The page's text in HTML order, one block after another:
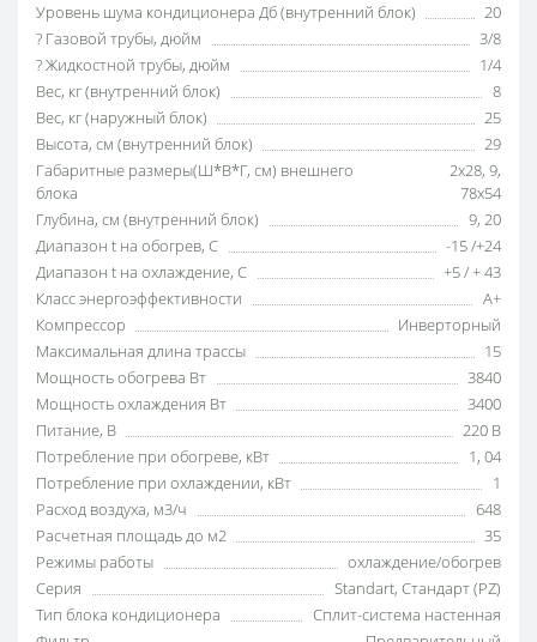
Уровень шума кондиционера Дб (внутренний блок)
20
? Газовой трубы, дюйм
3/8
? Жидкостной трубы, дюйм
1/4
Вес, кг (внутренний блок)
8
Вес, кг (наружный блок)
25
Высота, см (внутренний блок)
29
Габаритные размеры(Ш*В*Г, см) внешнего
блока
2х28, 9,
78х54
Глубина, см (внутренний блок)
9, 20
Диапазон t на обогрев, С
-15 /+24
Диапазон t на охлаждение, С
+5 / + 43
Класс энергоэффективности
А+
Компрессор
Инверторный
Максимальная длина трассы
15
Мощность обогрева Вт
3840
Мощность охлаждения Вт
3400
Питание, В
220 В
Потребление при обогреве, кВт
1, 04
Потребление при охлаждении, кВт
1
Расход воздуха, м3/ч
648
Расчетная площадь до м2
35
Режимы работы
охлаждение/обогрев
Серия
Standart, Стандарт (PZ)
Тип блока кондиционера
Сплит-система настенная